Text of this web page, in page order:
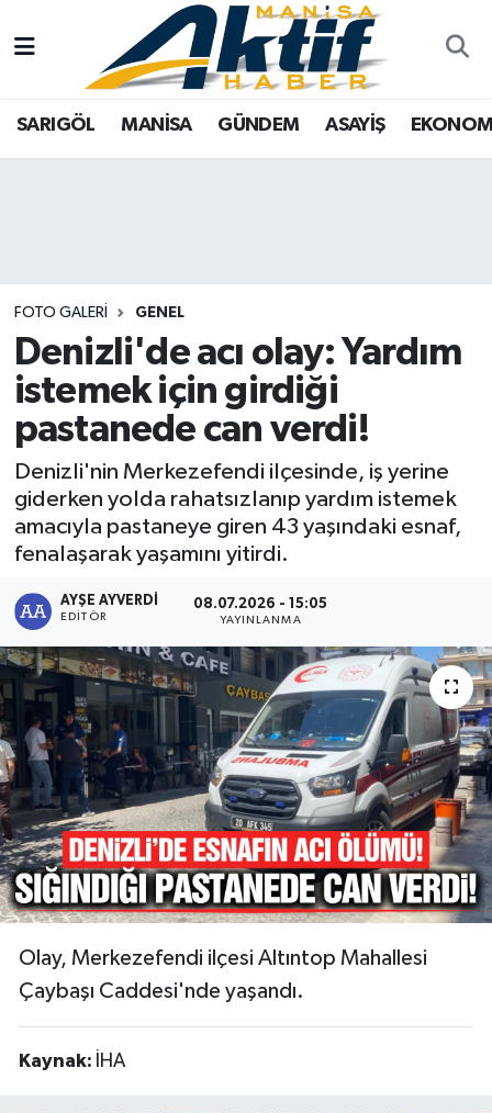
SARIGÖL MANİSA GÜNDEM ASAYİŞ
FOTO GALERI GENEL
Denizli'de acı olay: Yardım
istemek için girdiği
pastanede can verdi!
Denizli'nin Merkezefendi ilçesinde, iş yerine
giderken yolda rahatsızlanıp yardım istemek
amacıyla pastaneye giren 43 yaşındaki esnaf,
fenalaşarak yaşamını yitirdi.
AYŞE AYVERDI
EDITÖR
08.07.2026 - 15:05
YAYINLANMA
Olay, Merkezefendi ilçesi Altıntop Mahallesi
Çaybaşı Caddesi'nde yaşandı.
Kaynak: İHA
Yazarlar
SARIGÖL
EKONOMİ
SPOR
TARIM
SİYASET
RESMİ İLAN
Türkiye
Siyaset
Eğitim
Kültür Sanat
Manisa
RESMİ İLAN
Tarih
Çevre
Dünya
İletişim
Künye
SPOR
Vefat
Manisa Nöbetçi Eczaneler
Süper Lig Puan Durumu ve Fikstür
Tüm Manşetler
Son Dakika Haberleri
Haber Arşivi